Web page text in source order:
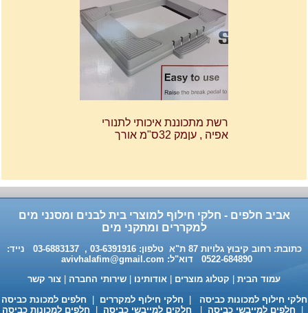
אפיה , עןמק 32ס"מ אורך
32נפתח עד 56ס"מ.
חומר ניקוי גרמני למכונות כביסה
ומדיחי כלים 35שח, מקט H333
אביב חלפים - חלקי חילוף למוצרי בית לבנים ומסנני מים
למקררים ומתקני מים
כתובת: רחוב קיבוץ גלויות 87 ת"א טלפון: 03-6391916 , 03-6883137 נייד:
0522-684890 דוא"ל:
avivhalafim@gmail.com
עמוד הבית
קטלוג מוצרים אודותינו שירותי החברה
צור קשר
חילוף למכונות כביסה
חלקי חילוף למקררים
חלפים למכונת כביסה
חלפים למייבשי כביסה חלקים למייבשי כביסה חלפים למכונות כביסה